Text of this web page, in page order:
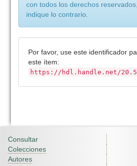
con todos los derechos
indique lo contrario.
Por favor, use este identificador
este ítem:
https://hdl.handle.net/
Consultar
Colecciones
Autores